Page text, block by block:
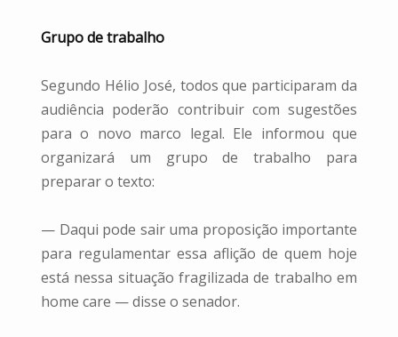
Grupo de trabalho
Segundo Hélio José, todos que participaram da
audiência poderão contribuir com sugestões
para o novo marco legal. Ele informou que
organizará um grupo de trabalho para
preparar o texto:
— Daqui pode sair uma proposição importante
para regulamentar essa aflição de quem hoje
está nessa situação fragilizada de trabalho em
home care — disse o senador.